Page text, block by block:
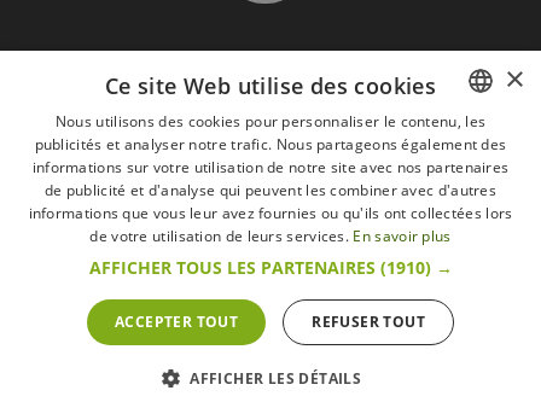
S'abonner à la Newsletter
Je suis d'accord avec
Toutes les marques Conditions générales
Mentions légales
Retour & Droit de rétractation
FAQ Recrutement
s'entendent toutes taxes comprises.
Conformément au livre VI « Pratiques du marché et protection du consommateur » du
Code belge de droit économique.
Le Client agissant en tant que consommateur dispose d’un droit de
Que faire en cas de litige,Plus d'infos
FRENCH
DUTCH
×
Ce site Web utilise des cookies
Nous utilisons des cookies pour personnaliser le contenu, les
publicités et analyser notre trafic. Nous partageons également des
informations sur votre utilisation de notre site avec nos partenaires
de publicité et d'analyse qui peuvent les combiner avec d'autres
informations que vous leur avez fournies ou qu'ils ont collectées lors
de votre utilisation de leurs services. En savoir plus
AFFICHER TOUS LES PARTENAIRES (1910) →
ACCEPTER TOUT REFUSER TOUT
AFFICHER LES DÉTAILS